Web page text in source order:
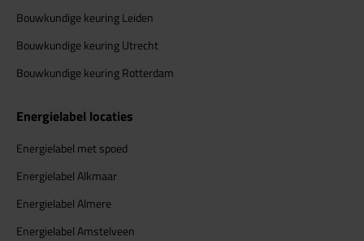
Bouwkundige keuring Leiden
Bouwkundige keuring Utrecht
Bouwkundige keuring Rotterdam
Energielabel locaties
Energielabel met spoed
Energielabel Alkmaar
Energielabel Almere
Energielabel Amstelveen